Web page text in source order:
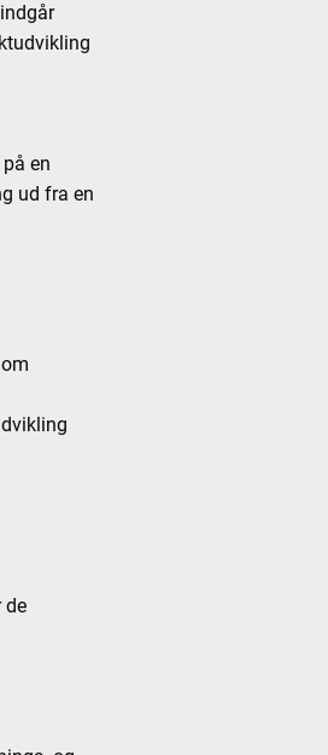
en
ud fra en
de